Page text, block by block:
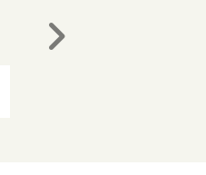
Próximo